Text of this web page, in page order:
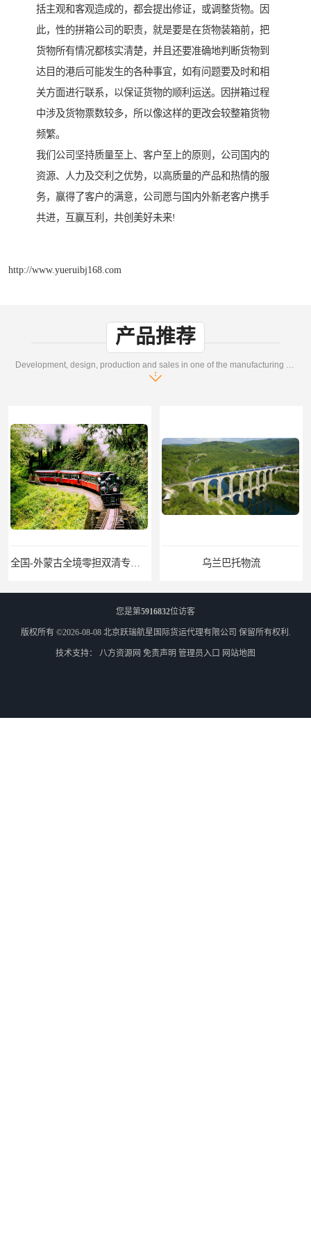
括主观和客观造成的，都会提出修证，或调整货物。因
此，性的拼箱公司的职责，就是要是在货物装箱前，把
货物所有情况都核实清楚，并且还要准确地判断货物到
达目的港后可能发生的各种事宜，如有问题要及时和相
关方面进行联系，以保证货物的顺利运送。因拼箱过程
中涉及货物票数较多，所以像这样的更改会较整箱货物
频繁。
我们公司坚持质量至上、客户至上的原则，公司国内的
资源、人力及交利之优势，以高质量的产品和热情的服
务，赢得了客户的满意，公司愿与国内外新老客户携手
共进，互赢互利，共创美好未来!
http://www.yueruibj168.com
产品推荐
乌兰巴托物流
您是第5916832位访客
版权所有 ©2026-08-08 北京跃瑞航星国际货运代理有限公司 保留所有权利.
技术支持： 八方资源网 免责声明 管理员入口 网站地图